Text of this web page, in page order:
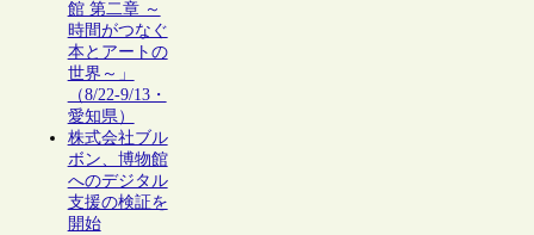
館 第二章 ～
時間がつなぐ
本とアートの
世界～」
（8/22-9/13・
愛知県）
株式会社ブル
ボン、博物館
へのデジタル
支援の検証を
開始